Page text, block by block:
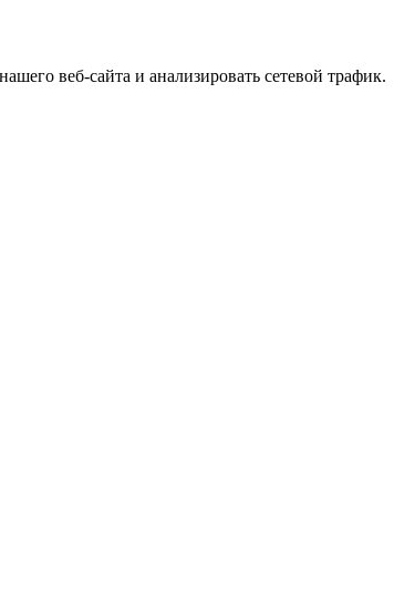
веб-сайта и анализировать сетевой трафик.